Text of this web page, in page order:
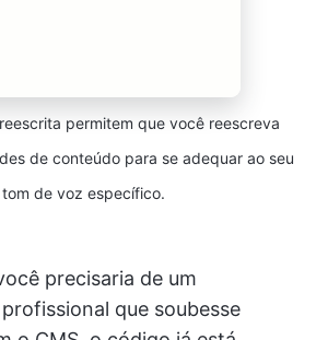
permitem que você reescreva
de conteúdo para se adequar ao seu
tom de voz específico.
precisaria de um
que soubesse